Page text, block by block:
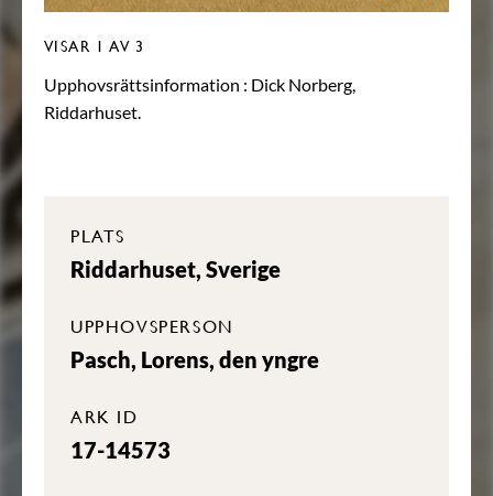
VISAR 1 AV 3
Upphovsrättsinformation : Dick Norberg,
Riddarhuset.
PLATS
Riddarhuset, Sverige
UPPHOVSPERSON
Pasch, Lorens, den yngre
ARK ID
17-14573